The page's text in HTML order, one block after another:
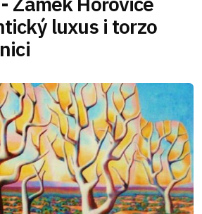
luxus i torzo